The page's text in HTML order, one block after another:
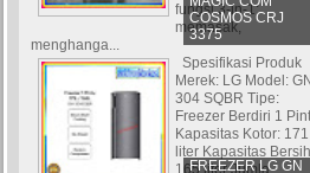
COSMOS CRJ
3375
fungsi 3-in-1:
memasak,
menghanga...
FREEZER LG GN
Spesifikasi Produk
Merek: LG Model: GN
304 SQBR Tipe:
Freezer Berdiri 1
Kapasitas Kotor: 171
liter Kapasitas
165 liter Jumla...